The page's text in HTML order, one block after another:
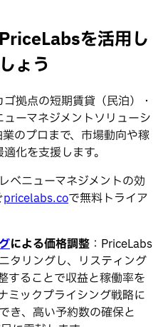
を活用し
ょう
拠点の短期賃貸（民泊）・
ーマネジメントソリューシ
のプロまで、市場動向や稼
化を支援します。
ベニューマネジメントの効
pricelabs.coで無料トライア
による価格調整 ：PriceLabs
タリングし、リスティング
することで収益と稼働率を
ミックプライシング戦略に
き、高い予約数の確保と